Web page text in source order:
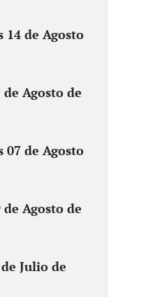
14 de Agosto
Agosto de
07 de Agosto
Agosto de
Julio de